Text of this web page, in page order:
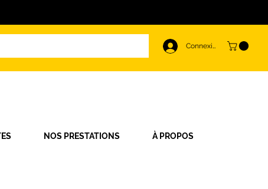
Connexion
NOS PRESTATIONS À PROPOS